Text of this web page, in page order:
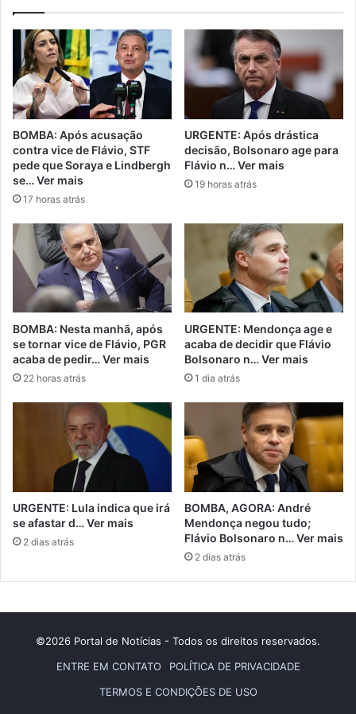
BOMBA: Após acusação
contra vice de Flávio, STF
pede que Soraya e Lindbergh
se… Ver mais
17 horas atrás
URGENTE: Após drástica
decisão, Bolsonaro age para
Flávio n… Ver mais
19 horas atrás
BOMBA: Nesta manhã, após
se tornar vice de Flávio, PGR
acaba de pedir… Ver mais
22 horas atrás
URGENTE: Mendonça age e
acaba de decidir que Flávio
Bolsonaro n… Ver mais
1 dia atrás
URGENTE: Lula indica que irá
se afastar d… Ver mais
2 dias atrás
BOMBA, AGORA: André
Mendonça negou tudo;
Flávio Bolsonaro n… Ver mais
2 dias atrás
©2026 Portal de Notícias - Todos os direitos reservados.
ENTRE EM CONTATO
POLÍTICA DE PRIVACIDADE
TERMOS E CONDIÇÕES DE USO